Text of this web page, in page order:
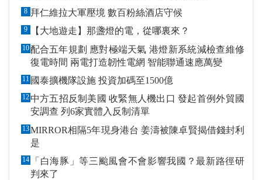
8 拜仁維拉大軍壓境 數百粉絲酒店守候
9 【大地遊走】那盞燈的電，從哪裏來？
10 配合五年規劃 應對極端天氣 港燈新系統減檢查維修
復電時間 兩電打造韌性電網 智能聯通速應萬變
11 國泰擴機隊設施 投資加碼至1500億
12 中方五招反制美國 收緊無人機出口 發起首例外貿國
安調查 列6家實體入反制清單
13MIRROR相隔5年現身港台 姜濤被陳卓賢揭借錢封利
是
14
「白海豚」等三颱風會不會影響我國？最新路徑研
判來了